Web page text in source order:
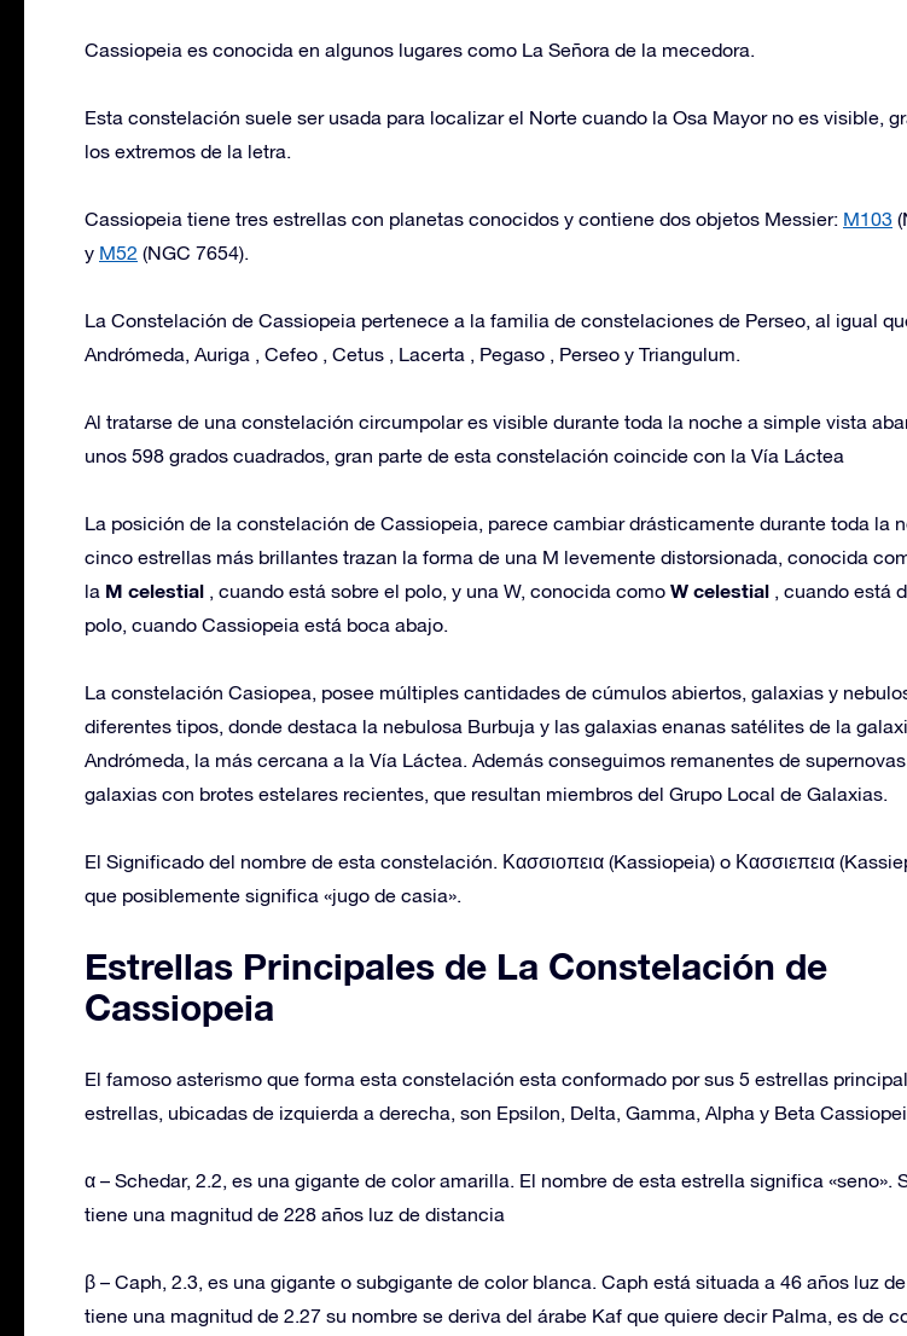
Cassiopeia es conocida en algunos lugares como La Señora de la mecedora.
Esta constelación suele ser usada para localizar el Norte cuando la Osa Mayor no es visible,
los extremos de la letra.
Cassiopeia tiene tres estrellas con planetas conocidos y contiene dos objetos Messier: M103
y M52 (NGC 7654).
La Constelación de Cassiopeia pertenece a la familia de constelaciones de Perseo, al igual
Andrómeda, Auriga , Cefeo , Cetus , Lacerta , Pegaso , Perseo y Triangulum.
Al tratarse de una constelación circumpolar es visible durante toda la noche a simple vista
unos 598 grados cuadrados, gran parte de esta constelación coincide con la Vía Láctea
La posición de la constelación de Cassiopeia, parece cambiar drásticamente durante toda la
cinco estrellas más brillantes trazan la forma de una M levemente distorsionada, conocida
la M celestial , cuando está sobre el polo, y una W, conocida como W celestial , cuando está
polo, cuando Cassiopeia está boca abajo.
La constelación Casiopea, posee múltiples cantidades de cúmulos abiertos, galaxias y
diferentes tipos, donde destaca la nebulosa Burbuja y las galaxias enanas satélites de la
Andrómeda, la más cercana a la Vía Láctea. Además conseguimos remanentes de
galaxias con brotes estelares recientes, que resultan miembros del Grupo Local de Galaxias.
El Significado del nombre de esta constelación. Κασσιοπεια (Kassiopeia) o Κασσιεπεια
que posiblemente significa «jugo de casia».
Estrellas Principales de La Constelación de
Cassiopeia
El famoso asterismo que forma esta constelación esta conformado por sus 5 estrellas
estrellas, ubicadas de izquierda a derecha, son Epsilon, Delta, Gamma, Alpha y Beta
α – Schedar, 2.2, es una gigante de color amarilla. El nombre de esta estrella significa «seno».
tiene una magnitud de 228 años luz de distancia
β – Caph, 2.3, es una gigante o subgigante de color blanca. Caph está situada a 46 años luz
tiene una magnitud de 2.27 su nombre se deriva del árabe Kaf que quiere decir Palma, es de